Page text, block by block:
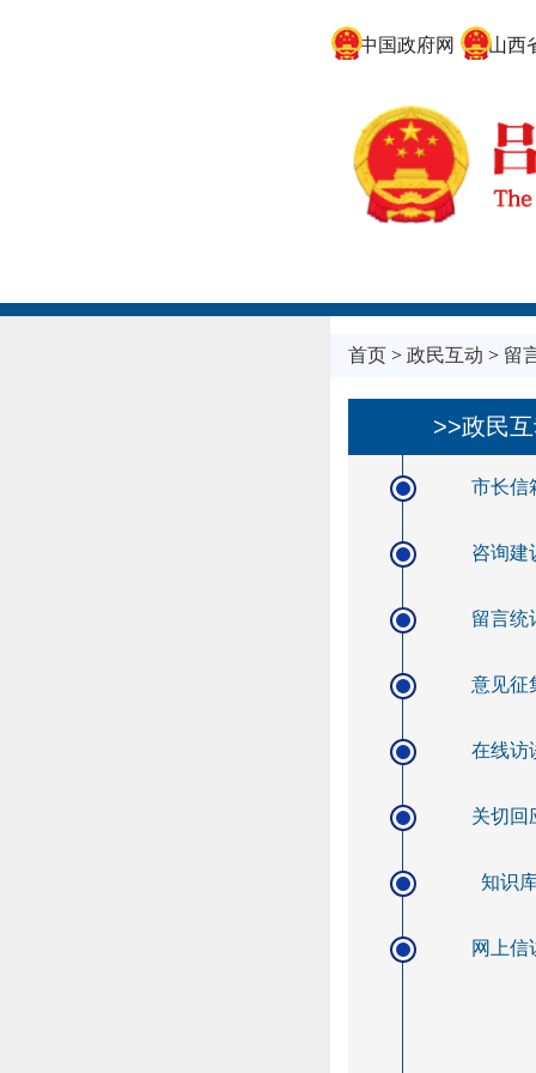
中国政府网 山西省
首页> 政民互动 > 留
>>政民
市长信
咨询建
留言统
意见征
在线访
关切回
知识
网上信